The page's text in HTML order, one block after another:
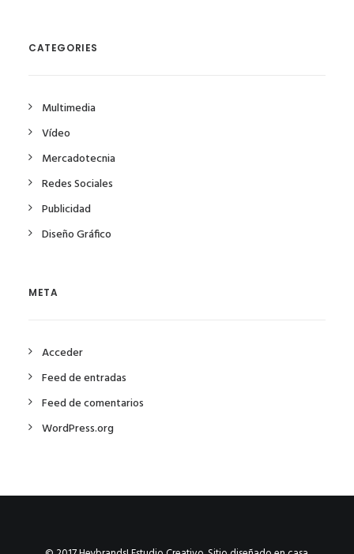
CATEGORIES
Multimedia
Vídeo
Mercadotecnia
Redes Sociales
Publicidad
Diseño Gráfico
META
Acceder
Feed de entradas
Feed de comentarios
WordPress.org